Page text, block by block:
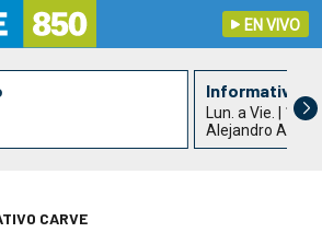
EN VIVO
Informativo
Lun. a Vie. | 13 hs
Alejandro Acle
CARVE